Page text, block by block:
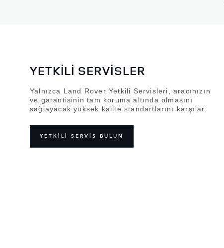
YETKİLİ SERVİSLER
Yalnızca Land Rover Yetkili Servisleri, aracınızın
ve garantisinin tam koruma altında olmasını
sağlayacak yüksek kalite standartlarını karşılar.
YETKİLİ SERVİS BULUN